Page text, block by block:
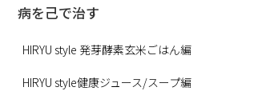
病を己で治す
HIRYU style 発芽酵素玄米ごはん編
HIRYU style健康ジュース/スープ編